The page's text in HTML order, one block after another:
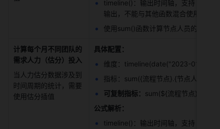
timeline()：输出时间轴，支持 day
输出，不能与其他函数混合使用 例
使用sum()函数计算节点人员的估分
计算每个月不同团队的
需求人力（估分）投入
当人力估分数据涉及到
时间周期的统计，需要
使用估分插值
具体配置：
维度：timeline(date("2023-01-
指标：sum({流程节点}.{节点人员}.{
可复制指标： sum(${流程节点}.${节
公式解析：
timeline()：输出时间轴，支持 day